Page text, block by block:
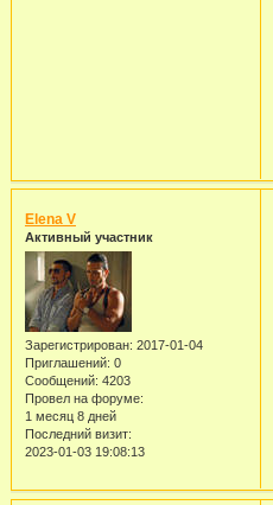
Elena V
Активный участник
Зарегистрирован: 2017-01-04
Приглашений: 0
Сообщений: 4203
Провел на форуме:
1 месяц 8 дней
Последний визит:
2023-01-03 19:08:13